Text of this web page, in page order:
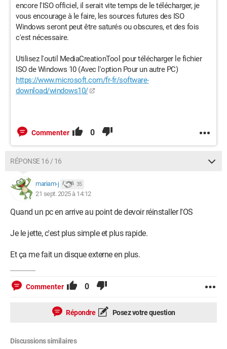
encore l'ISO officiel, il serait vite temps de le télécharger, je
vous encourage à le faire, les sources futures des ISO
Windows seront peut être saturés ou obscures, et des fois
c'est nécessaire.
Utilisez l'outil MediaCreationTool pour télécharger le fichier
ISO de Windows 10 (Avec l'option Pour un autre PC)
https://www.microsoft.com/fr-fr/software-
download/windows10/
Commenter 0
RÉPONSE 16 / 16
mariam-j 35
21 sept. 2025 à 14:12
Quand un pc en arrive au point de devoir réinstaller l'OS
Je le jette, c'est plus simple et plus rapide.
Et ça me fait un disque externe en plus.
Commenter 0
Répondre Posez votre question
Discussions similaires